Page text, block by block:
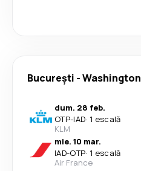
București -Washington
dum. 28 feb.
OTP-IAD· 1 escală
KLM
mie. 10 mar.
IAD-OTP· 1 escală
Air France